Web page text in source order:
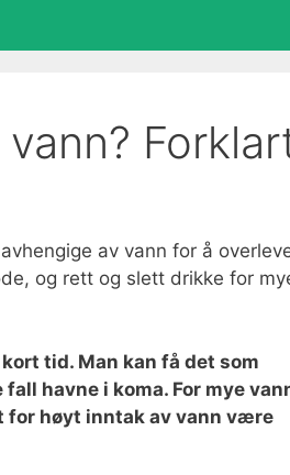
av vann for å
og rett og slett drikke for
tid. Man kan få det som
havne i koma. For mye
for høyt inntak av vann være